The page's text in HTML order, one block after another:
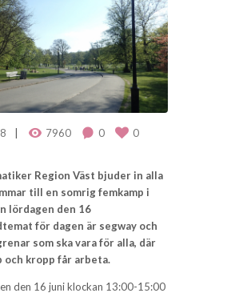
7960 0 0
Region Väst bjuder in alla
till en somrig femkamp i
lördagen den 16
för dagen är segway och
som ska vara för alla, där
och kropp får arbeta.
den 16 juni klockan 13:00-15:00